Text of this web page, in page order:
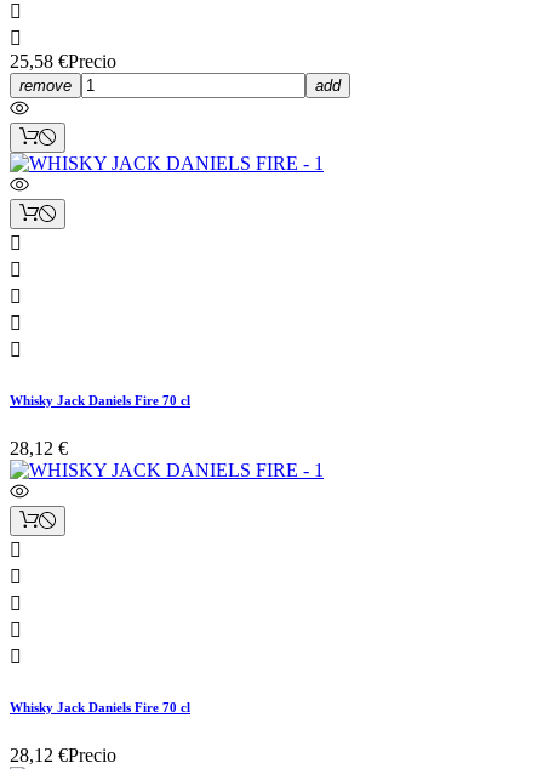


25,58 €Precio
remove add





Whisky Jack Daniels Fire 70 cl
28,12 €





Whisky Jack Daniels Fire 70 cl
28,12 €Precio